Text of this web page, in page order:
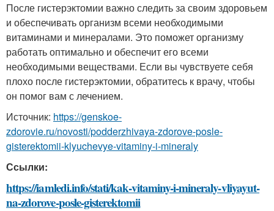
После гистерэктомии важно следить за своим здоровьем
и обеспечивать организм всеми необходимыми
витаминами и минералами. Это поможет организму
работать оптимально и обеспечит его всеми
необходимыми веществами. Если вы чувствуете себя
плохо после гистерэктомии, обратитесь к врачу, чтобы
он помог вам с лечением.
Источник: https://genskoe-
zdorovie.ru/novosti/podderzhivaya-zdorove-posle-
gisterektomii-klyuchevye-vitaminy-i-mineraly
Ссылки:
https://iamledi.info/stati/kak-vitaminy-i-mineraly-vliyayut-
na-zdorove-posle-gisterektomii